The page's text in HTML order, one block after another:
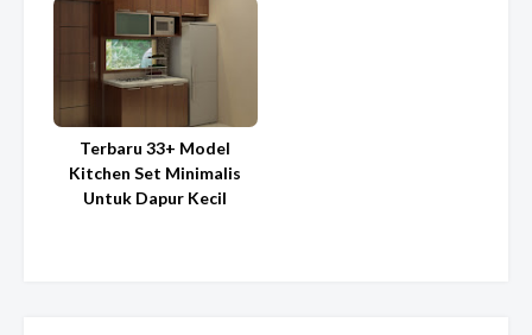
Terbaru 33+ Model
Kitchen Set Minimalis
Untuk Dapur Kecil